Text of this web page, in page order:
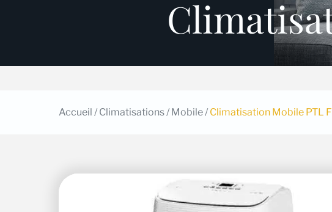
Accueil / Climatisations/ Mobile/ Climatisation Mobile PTL